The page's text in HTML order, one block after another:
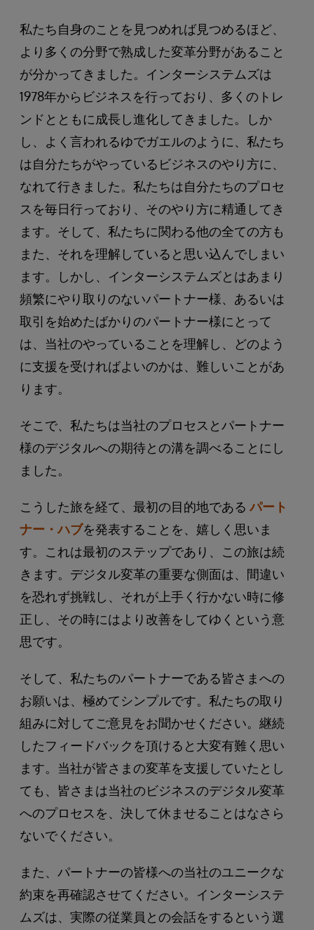
私たち自身のことを見つめれば見つめるほど、
より多くの分野で熟成した変革分野があること
が分かってきました。インターシステムズは
1978年からビジネスを行っており、多くのトレ
ンドとともに成長し進化してきました。しか
し、よく言われるゆでガエルのように、私たち
は自分たちがやっているビジネスのやり方に、
なれて行きました。私たちは自分たちのプロセ
スを毎日行っており、そのやり方に精通してき
ます。そして、私たちに関わる他の全ての方も
また、それを理解していると思い込んでしまい
ます。しかし、インターシステムズとはあまり
頻繁にやり取りのないパートナー様、あるいは
取引を始めたばかりのパートナー様にとって
は、当社のやっていることを理解し、どのよう
に支援を受ければよいのかは、難しいことがあ
ります。
そこで、私たちは当社のプロセスとパートナー
様のデジタルへの期待との溝を調べることにし
ました。
こうした旅を経て、最初の目的地である パート
ナー・ハブを発表することを、嬉しく思いま
す。これは最初のステップであり、この旅は続
きます。デジタル変革の重要な側面は、間違い
を恐れず挑戦し、それが上手く行かない時に修
正し、その時にはより改善をしてゆくという意
思です。
そして、私たちのパートナーである皆さまへの
お願いは、極めてシンプルです。私たちの取り
組みに対してご意見をお聞かせください。継続
したフィードバックを頂けると大変有難く思い
ます。当社が皆さまの変革を支援していたとし
ても、皆さまは当社のビジネスのデジタル変革
へのプロセスを、決して休ませることはなさら
ないでください。
また、パートナーの皆様への当社のユニークな
約束を再確認させてください。インターシステ
ムズは、実際の従業員との会話をするという選